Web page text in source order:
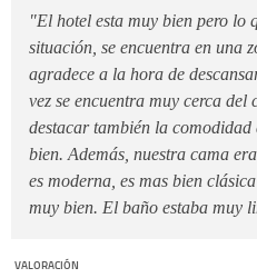
"El hotel esta muy bien pero lo
situación, se encuentra en una
agradece a la hora de
vez se encuentra muy cerca
destacar también la comodidad
bien. Además, nuestra cama
es moderna, es mas bien
muy bien. El baño estaba muy
VALORACIÓN